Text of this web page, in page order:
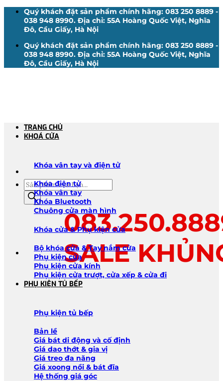
Quý khách đặt sản phẩm chính hãng: 083 250 8889 -
038 948 8990. Địa chỉ: 55A Hoàng Quốc Việt, Nghĩa
Đô, Cầu Giấy, Hà Nội
Quý khách đặt sản phẩm chính hãng: 083 250 8889 -
038 948 8990. Địa chỉ: 55A Hoàng Quốc Việt, Nghĩa
Đô, Cầu Giấy, Hà Nội
Tìm
kiếm
sản
phẩm
SALE
TRANG CHỦ
KHOÁ CỬA
Khóa vân tay và điện tử
Khóa điện tử
Khóa vân tay
Khóa Bluetooth
Chuông cửa màn hình
Khóa cửa & Phụ kiện cửa
Bộ khóa cửa & Tay nắm cửa
Phụ kiện cửa
Phụ kiện cửa kính
Phụ kiện cửa trượt, cửa xếp & cửa đi
PHỤ KIỆN TỦ BẾP
Phụ kiện tủ bếp
Bản lề
Giá bát di động và cố định
Giá dao thớt & gia vị
Giá treo đa năng
Giá xoong nồi & bát đĩa
Hệ thống giá góc